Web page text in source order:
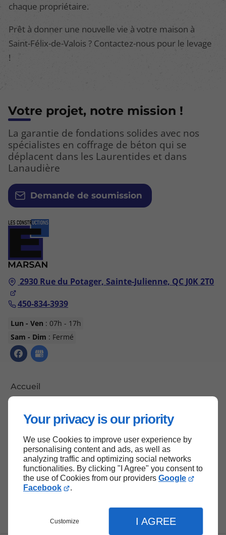
Your privacy is our priority
We use Cookies to improve user experience by
personalising content and ads, as well as
analyzing traffic and optimizing social networks
functionalities. By clicking "I Agree" you consent to
the use of Cookies from our providers Google
Facebook
.
Customize I AGREE
chaque propriétaire.
Prêt à donner une nouvelle vie à votre maison à
Saint-Félix-de-Valois ? Contactez-nous pour le levage
!
2930 Rue du Potager, Sainte-Julienne, QC J0K 2T0
450-834-3939
Lun - Ven : 07h - 17h
Sam - Dim : Fermé
Accueil
Politique de confidentialité
Plan du site
Votre projet, notre mission !
La garantie de fondations solides avec nos
spécialistes en coffrage de béton qui se
déplacent dans les Laurentides et dans
Lanaudière
Demande de soumission
Haut de page